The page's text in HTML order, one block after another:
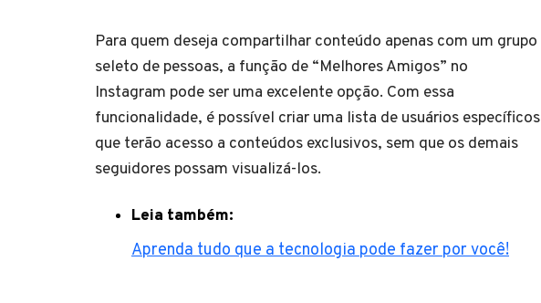
Para quem deseja compartilhar conteúdo apenas com um grupo
seleto de pessoas, a função de “Melhores Amigos” no
Instagram pode ser uma excelente opção. Com essa
funcionalidade, é possível criar uma lista de usuários específicos
que terão acesso a conteúdos exclusivos, sem que os demais
seguidores possam visualizá-los.
Leia também:
Aprenda tudo que a tecnologia pode fazer por você!